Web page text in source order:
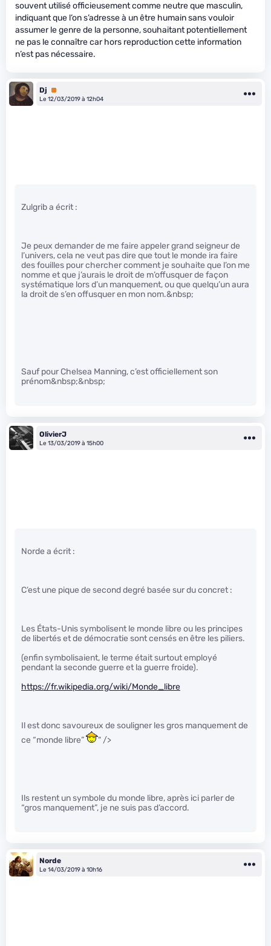
souvent utilisé officieusement comme neutre que masculin,
indiquant que l’on s’adresse à un être humain sans vouloir
assumer le genre de la personne, souhaitant potentiellement
ne pas le connaître car hors reproduction cette information
n’est pas nécessaire.
Dj
Premium
Le 12/03/2019 à 12h04
Zulgrib a écrit :
Je peux demander de me faire appeler grand seigneur de
l’univers, cela ne veut pas dire que tout le monde ira faire
des fouilles pour chercher comment je souhaite que l’on me
nomme et que j’aurais le droit de m’offusquer de façon
systématique lors d’un manquement, ou que quelqu’un aura
la droit de s’en offusquer en mon nom.&nbsp;
Sauf pour Chelsea Manning, c’est officiellement son
prénom&nbsp;&nbsp;
OlivierJ
Le 13/03/2019 à 15h00
Norde a écrit :
C’est une pique de second degré basée sur du concret :
Les États-Unis symbolisent le monde libre ou les principes
de libertés et de démocratie sont censés en être les piliers.
(enfin symbolisaient, le terme était surtout employé
pendant la seconde guerre et la guerre froide).
https://fr.wikipedia.org/wiki/Monde_libre
Il est donc savoureux de souligner les gros manquement de
ce “monde libre”
" />
Ils restent un symbole du monde libre, après ici parler de
“gros manquement”, je ne suis pas d’accord.
Norde
Le 14/03/2019 à 10h16